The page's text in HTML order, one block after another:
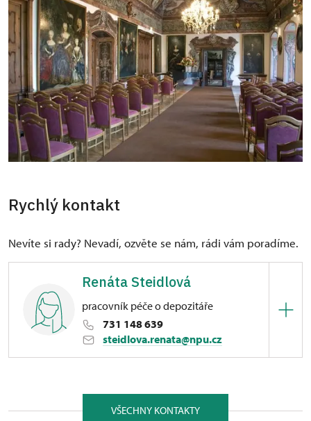
Rychlý kontakt
Nevíte si rady? Nevadí, ozvěte se nám, rádi vám poradíme.
Renáta Steidlová
pracovník péče o depozitáře
731 148 639
steidlova.renata@npu.cz
1/, Manětín 1 33162
VŠECHNY KONTAKTY